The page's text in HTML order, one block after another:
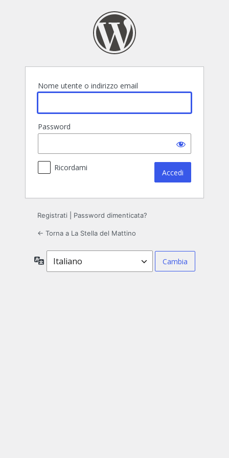
Nome utente o indirizzo email
Password
Ricordami
Registrati Password dimenticata?
← Torna a La Stella del Mattino
Lingua